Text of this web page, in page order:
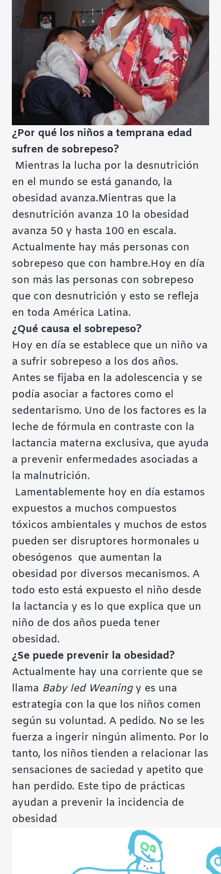
¿Por qué los niños a temprana edad
sufren de sobrepeso?
Mientras la lucha por la desnutrición
en el mundo se está ganando, la
obesidad avanza.Mientras que la
desnutrición avanza 10 la obesidad
avanza 50 y hasta 100 en escala.
Actualmente hay más personas con
sobrepeso que con hambre.Hoy en día
son más las personas con sobrepeso
que con desnutrición y esto se refleja
en toda América Latina.
¿Qué causa el sobrepeso?
Hoy en día se establece que un niño va
a sufrir sobrepeso a los dos años.
Antes se fijaba en la adolescencia y se
podía asociar a factores como el
sedentarismo. Uno de los factores es la
leche de fórmula en contraste con la
lactancia materna exclusiva, que ayuda
a prevenir enfermedades asociadas a
la malnutrición.
Lamentablemente hoy en día estamos
expuestos a muchos compuestos
tóxicos ambientales y muchos de estos
pueden ser disruptores hormonales u
obesógenos que aumentan la
obesidad por diversos mecanismos. A
todo esto está expuesto el niño desde
la lactancia y es lo que explica que un
niño de dos años pueda tener
obesidad.
¿Se puede prevenir la obesidad?
Actualmente hay una corriente que se
llama Baby led Weaningy es una
estrategia con la que los niños comen
según su voluntad. A pedido. No se les
fuerza a ingerir ningún alimento. Por lo
tanto, los niños tienden a relacionar las
sensaciones de saciedad y apetito que
han perdido. Este tipo de prácticas
ayudan a prevenir la incidencia de
obesidad